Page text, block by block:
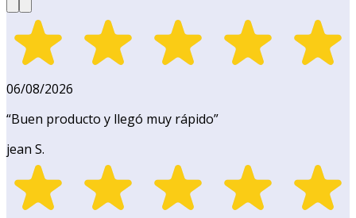
06/08/2026
“Buen producto y llegó muy rápido”
jean S.